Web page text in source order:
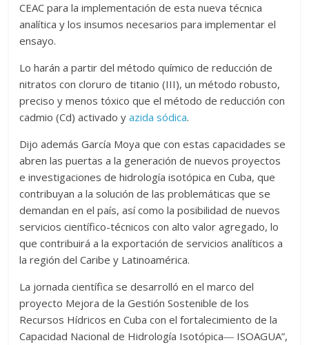
CEAC para la implementación de esta nueva técnica
analítica y los insumos necesarios para implementar el
ensayo.
Lo harán a partir del método químico de reducción de
nitratos con cloruro de titanio (III), un método robusto,
preciso y menos tóxico que el método de reducción con
cadmio (Cd) activado yazida sódica.
Dijo además García Moya que con estas capacidades se
abren las puertas a la generación de nuevos proyectos
e investigaciones de hidrología isotópica en Cuba, que
contribuyan a la solución de las problemáticas que se
demandan en el país, así como la posibilidad de nuevos
servicios científico-técnicos con alto valor agregado, lo
que contribuirá a la exportación de servicios analíticos a
la región del Caribe y Latinoamérica.
La jornada científica se desarrolló en el marco del
proyecto Mejora de la Gestión Sostenible de los
Recursos Hídricos en Cuba con el fortalecimiento de la
Capacidad Nacional de Hidrología Isotópica― ISOAGUA”,